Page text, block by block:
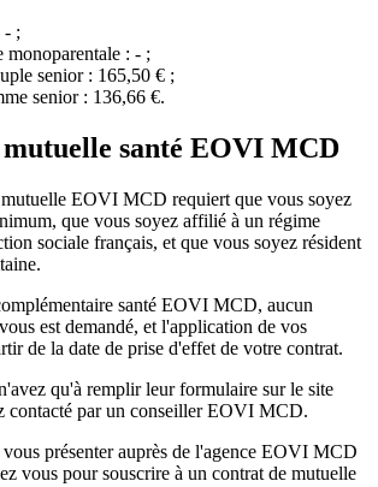
- ;
: - ;
senior : 165,50 € ;
senior : 136,66 €.
santé EOVI MCD
EOVI MCD requiert que vous soyez
que vous soyez affilié à un régime
sociale français, et que vous soyez résident
santé EOVI MCD, aucun
est demandé, et l'application de vos
de la date de prise d'effet de votre contrat.
qu'à remplir leur formulaire sur le site
contacté par un conseiller EOVI MCD.
présenter auprès de l'agence EOVI MCD
vous pour souscrire à un contrat de mutuelle